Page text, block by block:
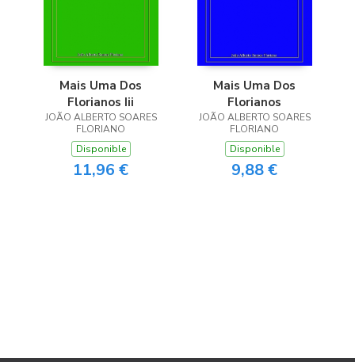
Mais Uma Dos
Florianos Iii
JOÃO ALBERTO SOARES
FLORIANO
Disponible
11,96 €
Mais Uma Dos
Florianos
JOÃO ALBERTO SOARES
FLORIANO
Disponible
9,88 €